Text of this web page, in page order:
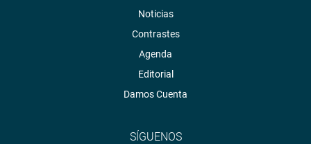
Noticias
Contrastes
Agenda
Editorial
Damos Cuenta
SÍGUENOS